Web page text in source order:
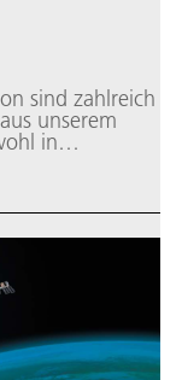
sind zahlreich
unserem
in